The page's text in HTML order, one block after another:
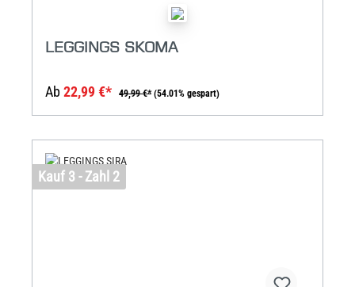
LEGGINGS SKOMA
Ab 22,99 €* 49,99 €* (54.01% gespart)
Kauf 3 - Zahl 2